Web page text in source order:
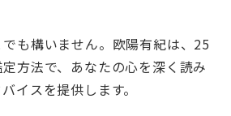
も構いません。欧陽有紀は、25
方法で、あなたの心を深く読み
イスを提供します。